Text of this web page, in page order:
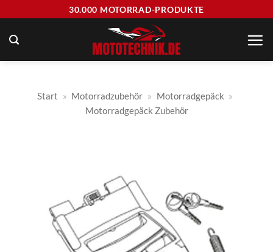
springen
30.000 MOTORRAD-PRODUKTE
Start » Motorradzubehör » Motorradgepäck »
Motorradgepäck Zubehör